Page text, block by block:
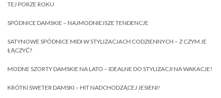
TEJ PORZE ROKU
SPÓDNICE DAMSKIE – NAJMODNIEJSZE TENDENCJE
SATYNOWE SPÓDNICE MIDI W STYLIZACJACH CODZIENNYCH – Z CZYM JE
ŁĄCZYĆ?
MODNE SZORTY DAMSKIE NA LATO – IDEALNE DO STYLIZACJI NA WAKACJE!
KRÓTKI SWETER DAMSKI – HIT NADCHODZĄCEJ JESIENI!